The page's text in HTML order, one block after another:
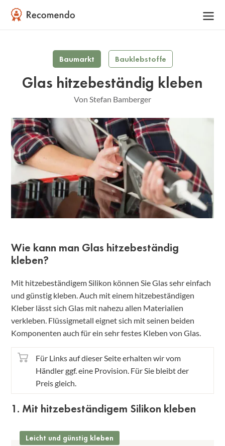
Baumarkt Bauklebstoffe
Glas hitzebeständig kleben
Von Stefan Bamberger
Wie kann man Glas hitzebeständig
kleben?
Mit hitzebeständigem Silikon können Sie Glas sehr einfach
und günstig kleben. Auch mit einem hitzebeständigen
Kleber lässt sich Glas mit nahezu allen Materialien
verkleben. Flüssigmetall eignet sich mit seinen beiden
Komponenten auch für ein sehr festes Kleben von Glas.
Für Links auf dieser Seite erhalten wir vom
Händler ggf. eine Provision. Für Sie bleibt der
Preis gleich.
1. Mit hitzebeständigem Silikon kleben
Leicht und günstig kleben